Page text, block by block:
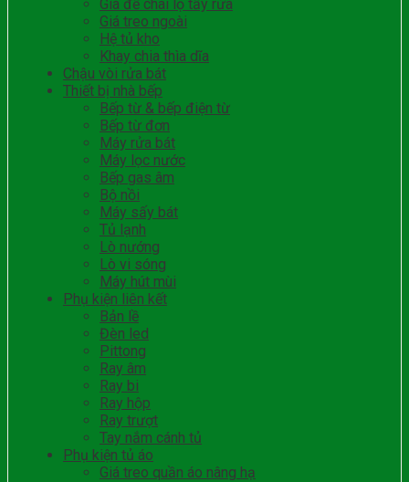
Giá để chai lọ tẩy rửa
Giá treo ngoài
Hệ tủ kho
Khay chia thìa dĩa
Chậu vòi rửa bát
Thiết bị nhà bếp
Bếp từ & bếp điện từ
Bếp từ đơn
Máy rửa bát
Máy lọc nước
Bếp gas âm
Bộ nồi
Máy sấy bát
Tủ lạnh
Lò nướng
Lò vi sóng
Máy hút mùi
Phụ kiện liên kết
Bản lề
Đèn led
Pittong
Ray âm
Ray bi
Ray hộp
Ray trượt
Tay nắm cánh tủ
Phụ kiện tủ áo
Giá treo quần áo nâng hạ